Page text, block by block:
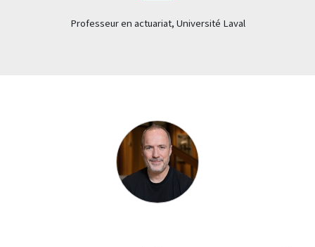
Professeur en actuariat, Université Laval